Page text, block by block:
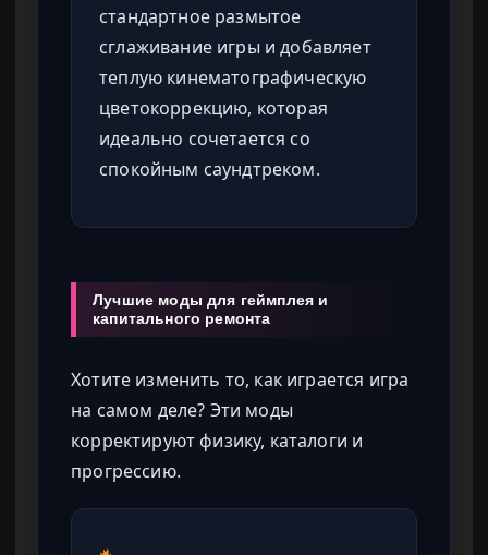
стандартное размытое
сглаживание игры и добавляет
теплую кинематографическую
цветокоррекцию, которая
идеально сочетается со
спокойным саундтреком.
Лучшие моды для геймплея и
капитального ремонта
Хотите изменить то, как играется игра
на самом деле? Эти моды
корректируют физику, каталоги и
прогрессию.